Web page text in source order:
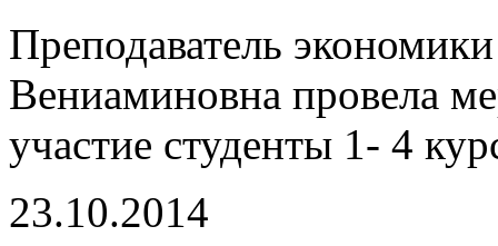
Преподаватель
Вениаминовна провела
участие студенты 1- 4
23.10.2014